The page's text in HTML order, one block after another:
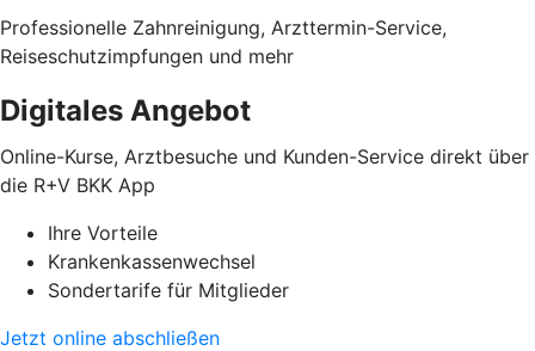
Professionelle Zahnreinigung, Arzttermin-Service,
Reiseschutzimpfungen und mehr
Digitales Angebot
Online-Kurse, Arztbesuche und Kunden-Service direkt über
die R+V BKK App
Ihre Vorteile
Krankenkassenwechsel
Sondertarife für Mitglieder
Jetzt online abschließen